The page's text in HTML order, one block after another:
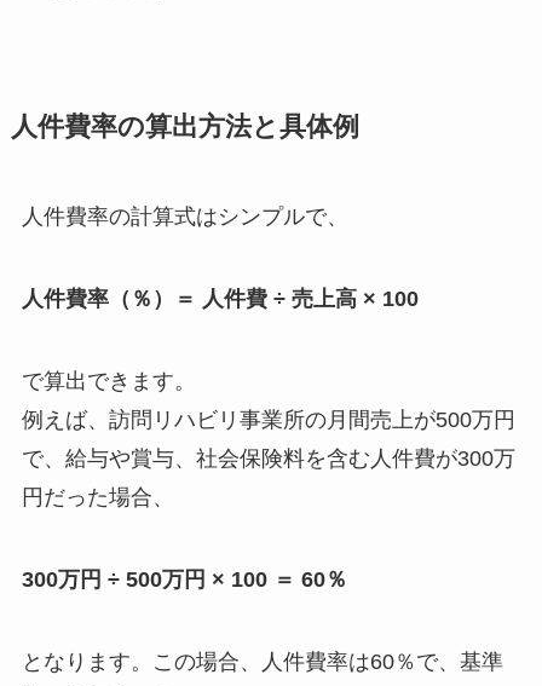
人件費率の算出方法と具体例
人件費率の計算式はシンプルで、
人件費率（％）＝ 人件費 ÷ 売上高 × 100
で算出できます。
例えば、訪問リハビリ事業所の月間売上が500万円
で、給与や賞与、社会保険料を含む人件費が300万
円だった場合、
300万円 ÷ 500万円 × 100 ＝ 60％
となります。この場合、人件費率は60％で、基準